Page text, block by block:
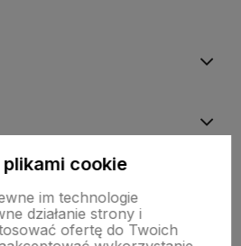
plikami cookie
im technologie
działanie strony i
ofertę do Twoich